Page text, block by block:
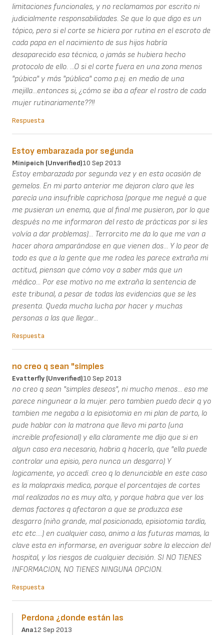
limitaciones funcionales, y no reclamamos por escrito ni
judicialmente responsabilidades. Se que lo que digo es un
tópico, pero si el corte se hiciera por rutina en el escroto de
cada papa en el nacimiento de sus hijos habría
desaparecido esa técnica, o jamás se hubiera hecho
protocolo de ello. ...O si el corte fuera en una zona menos
"púbica" y más "pública" como p.ej. en medio de una
mejilla...entonces si, ¿cómo se iba a afear el rostro de cada
mujer rutinariamente??!!
Respuesta
Estoy embarazada por segunda
Minipeich (unverified)10 Sep 2013
Estoy embarazada por segunda vez y en esta ocasión de
gemelos. En mi parto anterior me dejaron claro que les
parecía una insufrible caprichosa (porque me negué a que
me pusieran un enema, que al final me pusieron, por lo que
después no me informaron del resto de prácticas por si les
volvía a dar problemas)... Terrorcito me da lo que me van a
hacer ahora amparándose en que vienen dos... Y lo peor de
todo es que a la gente que me rodea les parece extraña mi
actitud, piensan que cómo voy a saber más que un
médico... Por ese motivo no me extraña la sentencia de
este tribunal, a pesar de todas las evidencias que se les
presenta. Queda mucha lucha por hacer y muchas
personas a las que llegar...
Respuesta
no creo q sean "simples
Evatterfly (unverified)10 Sep 2013
no creo q sean "simples deseos", ni mucho menos... eso me
parece ningunear a la mujer. pero tambien puedo decir q yo
tambien me negaba a la episiotomia en mi plan de parto, lo
pude hablar con la matrona que llevo mi parto (una
increible profesional) y ella claramente me dijo que si en
algun caso era necesario, habria q hacerlo, que "ella puede
controlar una episio, pero nunca un desgarro) Y
logicamente, yo accedí. creo q lo denunciable en este caso
es la malapraxis medica, porque el porcentajes de cortes
mal realizados no es muy alto, y porque habra que ver los
demas factores q afectaron a que se produzca ese
desgarro (niño grande, mal posicionado, episiotomia tardía,
etc etc....) en cualquier caso, animo a las futuras mamas, la
clave esta en informarse, en averiguar sobre la eleccion del
hospital, y los riesgos de cualquier decisión. SI NO TIENES
INFORMACION, NO TIENES NINGUNA OPCION.
Respuesta
Perdona ¿donde están las
Ana12 Sep 2013